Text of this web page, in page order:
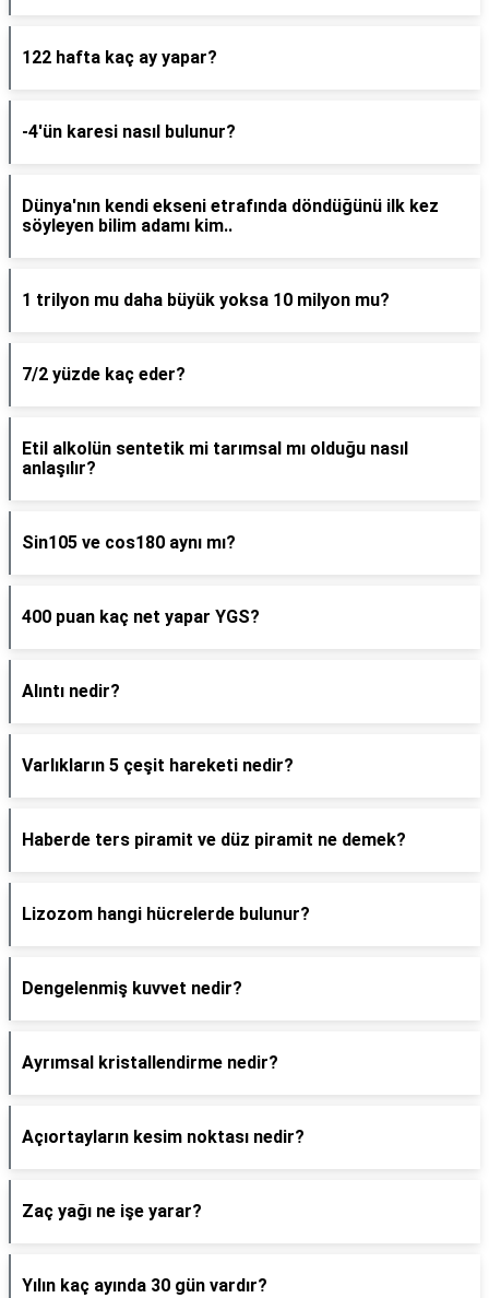
122 hafta kaç ay yapar?
-4'ün karesi nasıl bulunur?
Dünya'nın kendi ekseni etrafında döndüğünü ilk kez
söyleyen bilim adamı kim..
1 trilyon mu daha büyük yoksa 10 milyon mu?
7/2 yüzde kaç eder?
Etil alkolün sentetik mi tarımsal mı olduğu nasıl
anlaşılır?
Sin105 ve cos180 aynı mı?
400 puan kaç net yapar YGS?
Alıntı nedir?
Varlıkların 5 çeşit hareketi nedir?
Haberde ters piramit ve düz piramit ne demek?
Lizozom hangi hücrelerde bulunur?
Dengelenmiş kuvvet nedir?
Ayrımsal kristallendirme nedir?
Açıortayların kesim noktası nedir?
Zaç yağı ne işe yarar?
Yılın kaç ayında 30 gün vardır?